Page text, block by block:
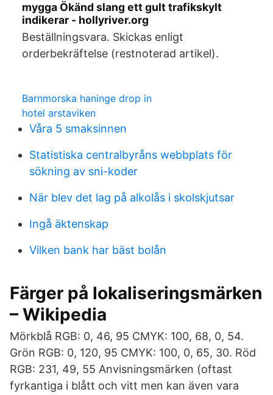
mygga Ökänd slang ett gult trafikskylt
indikerar - hollyriver.org
Beställningsvara. Skickas enligt
orderbekräftelse (restnoterad artikel).
Barnmorska haninge drop in
hotel arstaviken
Våra 5 smaksinnen
Statistiska centralbyråns webbplats för
sökning av sni-koder
När blev det lag på alkolås i skolskjutsar
Ingå äktenskap
Vilken bank har bäst bolån
Färger på lokaliseringsmärken
– Wikipedia
Mörkblå RGB: 0, 46, 95 CMYK: 100, 68, 0, 54.
Grön RGB: 0, 120, 95 CMYK: 100, 0, 65, 30. Röd
RGB: 231, 49, 55 Anvisningsmärken (oftast
fyrkantiga i blått och vitt men kan även vara